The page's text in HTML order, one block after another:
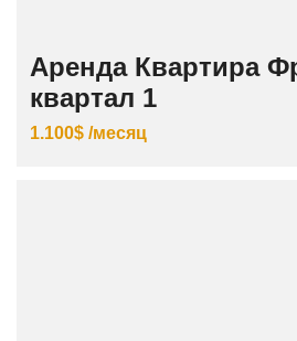
Аренда Квартира
квартал 1
1.100$ /месяц